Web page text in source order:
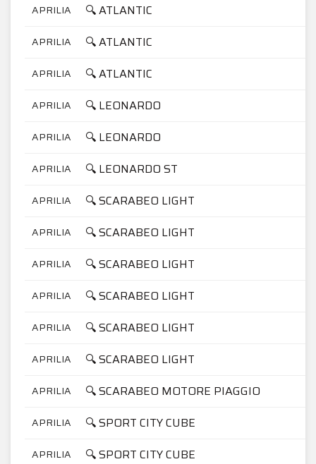
APRILIA 🔍 ATLANTIC
APRILIA 🔍 ATLANTIC
APRILIA 🔍 ATLANTIC
APRILIA 🔍 LEONARDO
APRILIA 🔍 LEONARDO
APRILIA 🔍 LEONARDO ST
APRILIA 🔍 SCARABEO LIGHT
APRILIA 🔍 SCARABEO LIGHT
APRILIA 🔍 SCARABEO LIGHT
APRILIA 🔍 SCARABEO LIGHT
APRILIA 🔍 SCARABEO LIGHT
APRILIA 🔍 SCARABEO LIGHT
APRILIA 🔍 SCARABEO MOTORE PIAGGIO
APRILIA 🔍 SPORT CITY CUBE
APRILIA 🔍 SPORT CITY CUBE